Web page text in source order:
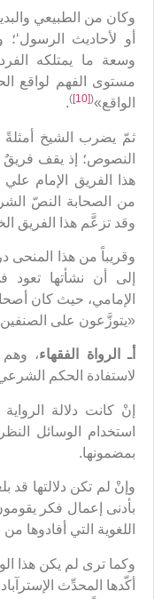
وكان من الطبيعي
أو لأحاديث
وسعة ما يمتلكه
مستوى الفهم لواقع
الواقع»(
[10]
)
.
ثمّ يضرب الشيخ أمثلةً
النصوص؛ إذ يقف
هذا الفريق الإمام
من الصحابة النصّ
وقد تزعَّم هذا الفريق
وقريباً من هذا المنحى
إلى أن نشأتها
الإمامي، حيث كان
«يتوزَّعون على الصنفين
أـ الرواة الفقهاء، وهم
لاستفادة الحكم
إنْ كانت دلالة
استخدام الوسائل
بمضمونها.
وإنْ لم تكن دلالتها
بأدنى إعمال فكر
اللغوية التي أفادوها
وكما ترى لم يكن هذا
أكّدها المحدِّث